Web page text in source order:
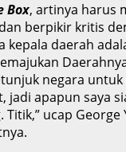
Box, artinya harus
berpikir kritis
kepala daerah
negara
jadi apapun saya
ucap George